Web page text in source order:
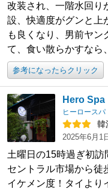
改装され、一階水回り
設、快適度がグンと上
も良くなり、男前ヤ
て、食い散らかすなら
参考になったらクリック
Hero Spa
ヒーロースパ
韓
2025年6月1
土曜日の15時過ぎ初訪
セントラル市場から徒
イケメン度！タイより